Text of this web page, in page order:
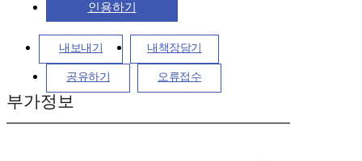
인용하기
내보내기 내책장담기
공유하기 오류접수
부가정보